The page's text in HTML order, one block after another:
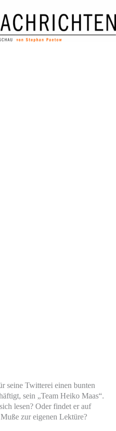
seine Twitterei einen bunten
sein „Team Heiko Maas“.
lesen? Oder findet er auf
zur eigenen Lektüre?